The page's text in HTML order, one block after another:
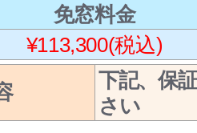
免窓料金
¥113,300(税込)
下記、保
さい